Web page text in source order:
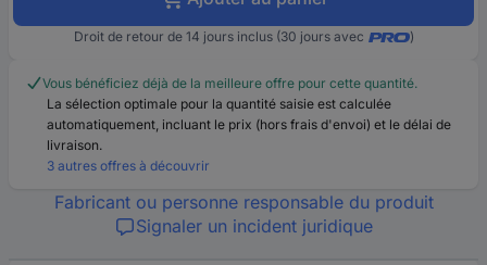
Droit de retour de 14 jours inclus (30 jours avec )
Vous bénéficiez déjà de la meilleure offre pour cette quantité.
La sélection optimale pour la quantité saisie est calculée
automatiquement, incluant le prix (hors frais d'envoi) et le délai de
livraison.
3 autres offres à découvrir
Fabricant ou personne responsable du produit
Signaler un incident juridique